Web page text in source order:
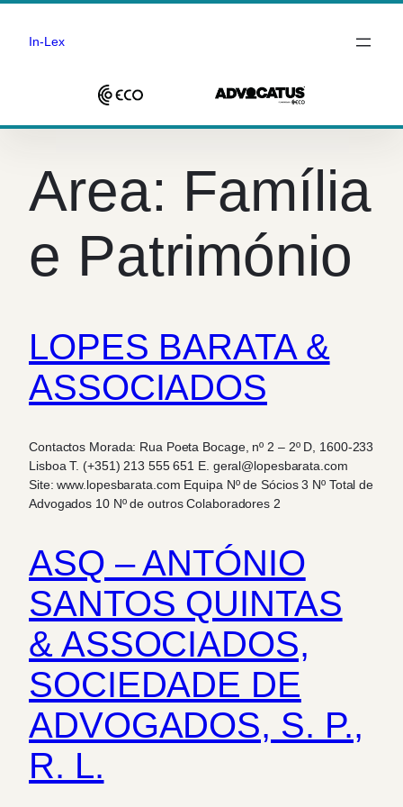
Saltar
conteúdo
In-Lex
Area: Família
e Património
LOPES BARATA &
ASSOCIADOS
Contactos Morada: Rua Poeta Bocage, nº 2 – 2º D, 1600-233
Lisboa T. (+351) 213 555 651 E. geral@lopesbarata.com
Site: www.lopesbarata.com Equipa Nº de Sócios 3 Nº Total de
Advogados 10 Nº de outros Colaboradores 2
ASQ – ANTÓNIO
SANTOS QUINTAS
& ASSOCIADOS,
SOCIEDADE DE
ADVOGADOS, S. P.,
R. L.